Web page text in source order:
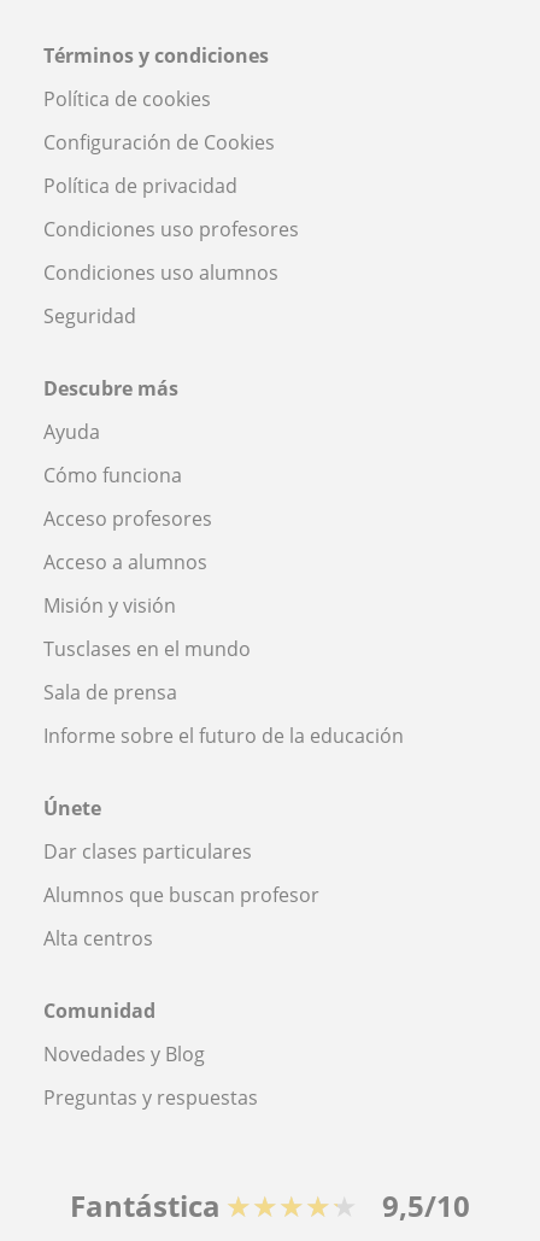
Términos y condiciones
Política de cookies
Configuración de Cookies
Política de privacidad
Condiciones uso profesores
Condiciones uso alumnos
Seguridad
Descubre más
Ayuda
Cómo funciona
Acceso profesores
Acceso a alumnos
Misión y visión
Tusclases en el mundo
Sala de prensa
Informe sobre el futuro de la educación
Únete
Dar clases particulares
Alumnos que buscan profesor
Alta centros
Comunidad
Novedades y Blog
Preguntas y respuestas
Fantástica ★★★★★ 9,5/10